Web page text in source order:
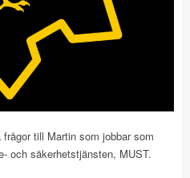
till Martin som jobbar som
och säkerhetstjänsten, MUST.